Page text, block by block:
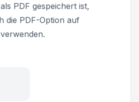
PDF gespeichert ist,
die PDF-Option auf